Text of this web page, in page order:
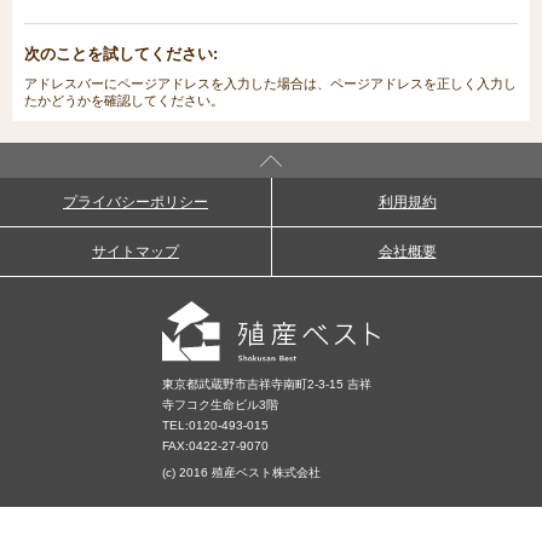
次のことを試してください:
アドレスバーにページアドレスを入力した場合は、ページアドレスを正しく入力し
たかどうかを確認してください。
プライバシーポリシー 利用規約
サイトマップ 会社概要
東京都武蔵野市吉祥寺南町2-3-15 吉祥
寺フコク生命ビル3階
TEL:0120-493-015
FAX:0422-27-9070
(c) 2016 殖産ベスト株式会社